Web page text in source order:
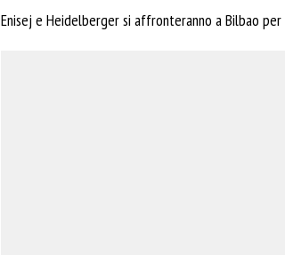
Enisej e Heidelberger si affronteranno a Bilbao